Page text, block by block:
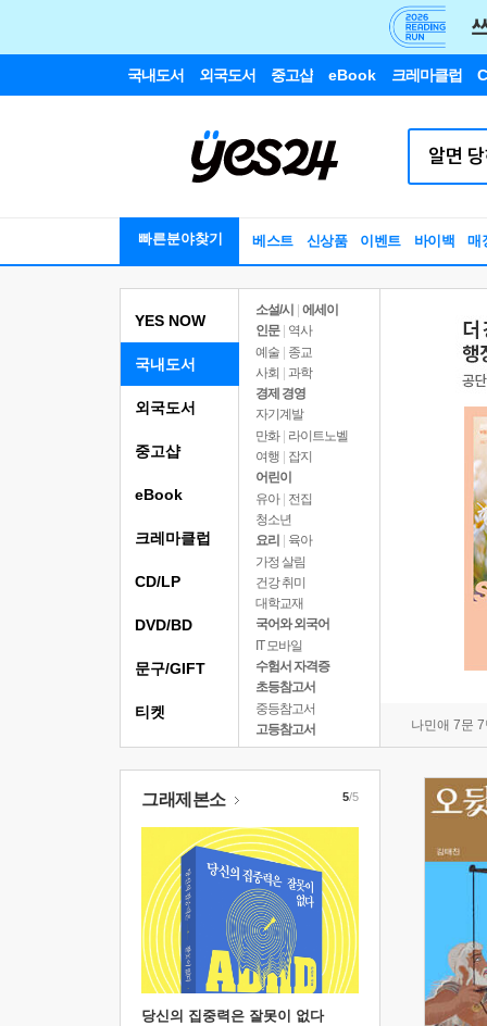
국내도서 외국도서 중고샵 eBook 크레마클럽
빠른분야찾기 베스트 신상품 이벤트 바이백 매
YES NOW
국내도서
소설/시
에세이
인문
역사
예술 | 종교
사회 | 과학
경제 경영
자기계발
만화 | 라이트노벨
여행
잡지
어린이
유아 | 전집
청소년
요리
육아
가정 살림
건강 취미
대학교재
국어와 외국어
IT 모바일
수험서 자격증
초등참고서
중등참고서
고등참고서
나민애 7문
외국도서
중고샵
eBook
크레마클럽
CD/LP
DVD/BD
문구/GIFT
티켓
그래제본소
당신의 집중력은 잘못이 없다
5/5